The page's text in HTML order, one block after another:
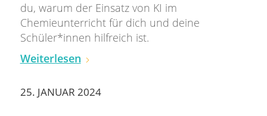
du, warum der Einsatz von KI im
Chemieunterricht für dich und deine
Schüler*innen hilfreich ist.
Weiterlesen
25. JANUAR 2024